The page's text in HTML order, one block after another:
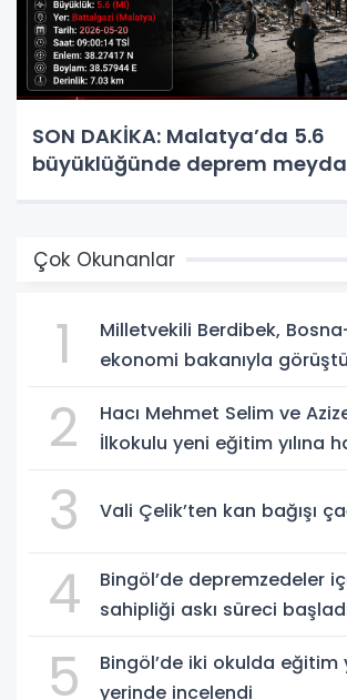
SON DAKİKA: Malatya’da 5.6
büyüklüğünde deprem
Çok Okunanlar
1
Milletvekili Berdibek,
ekonomi bakanıyla görüştü
2
Hacı Mehmet Selim ve
İlkokulu yeni eğitim yılına
3 Vali Çelik’ten kan bağışı
4
Bingöl’de depremzedeler
sahipliği askı süreci
5
Bingöl’de iki okulda eğitim
yerinde incelendi